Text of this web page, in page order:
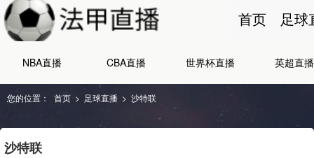
首页 足球
NBA直播 CBA直播 世界杯直播 英超直播
您的位置： 首页 > 足球直播 > 沙特联
沙特联